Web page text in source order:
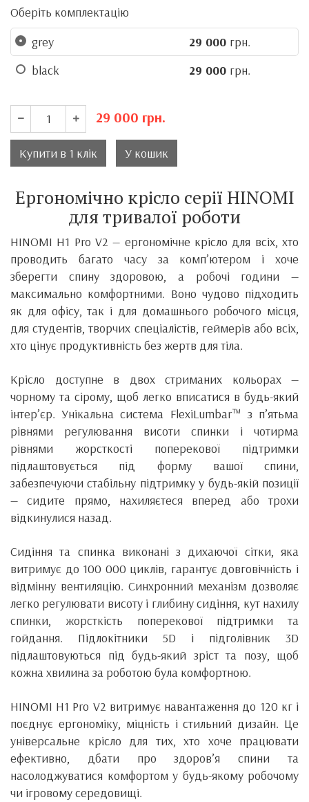
Оберіть комплектацію
grey
29 000 грн.
black
29 000 грн.
29 000 грн.
Купити в 1 клік У кошик
Ергономічно крісло серії HINOMI
для тривалої роботи
HINOMI H1 Pro V2 — ергономічне крісло для всіх, хто
проводить багато часу за комп’ютером і хоче
зберегти спину здоровою, а робочі години —
максимально комфортними. Воно чудово підходить
як для офісу, так і для домашнього робочого місця,
для студентів, творчих спеціалістів, геймерів або всіх,
хто цінує продуктивність без жертв для тіла.
Крісло доступне в двох стриманих кольорах —
чорному та сірому, щоб легко вписатися в будь-який
інтер’єр. Унікальна система FlexiLumbar™ з п’ятьма
рівнями регулювання висоти спинки і чотирма
рівнями жорсткості поперекової підтримки
підлаштовується під форму вашої спини,
забезпечуючи стабільну підтримку у будь-якій позиції
— сидите прямо, нахиляєтеся вперед або трохи
відкинулися назад.
Сидіння та спинка виконані з дихаючої сітки, яка
витримує до 100 000 циклів, гарантує довговічність і
відмінну вентиляцію. Синхронний механізм дозволяє
легко регулювати висоту і глибину сидіння, кут нахилу
спинки, жорсткість поперекової підтримки та
гойдання. Підлокітники 5D і підголівник 3D
підлаштовуються під будь-який зріст та позу, щоб
кожна хвилина за роботою була комфортною.
HINOMI H1 Pro V2 витримує навантаження до 120 кг і
поєднує ергономіку, міцність і стильний дизайн. Це
універсальне крісло для тих, хто хоче працювати
ефективно, дбати про здоров’я спини та
насолоджуватися комфортом у будь-якому робочому
чи ігровому середовищі.